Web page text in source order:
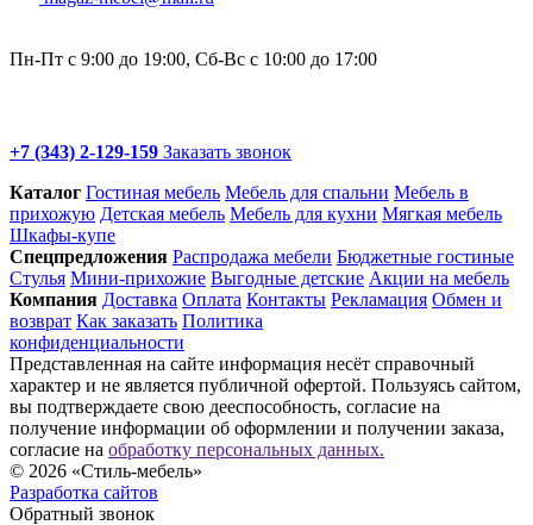
Пн-Пт с 9:00 до 19:00, Сб-Вс с 10:00 до 17:00
+7 (343) 2-129-159 Заказать звонок
Каталог Гостиная мебель Мебель для спальни Мебель в
прихожую Детская мебель Мебель для кухни Мягкая мебель
Шкафы-купе
Спец­предложения Распродажа мебели Бюджетные гостиные
Стулья Мини-прихожие Выгодные детские Акции на мебель
Компания Доставка Оплата Контакты Рекламация Обмен и
возврат Как заказать Политика
конфиденциальности
Представленная на сайте информация несёт справочный
характер и не является публичной офертой. Пользуясь сайтом,
вы подтверждаете свою дееспособность, согласие на
получение информации об оформлении и получении заказа,
согласие на обработку персональных данных.
© 2026 «Стиль-мебель»
Разработка сайтов
Обратный звонок